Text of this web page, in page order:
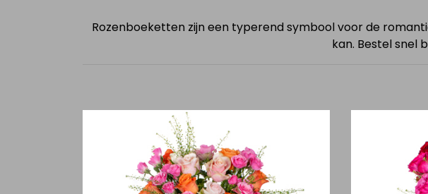
Rozenboeketten zijn een typerend symbool voor de
kan. Bestel snel